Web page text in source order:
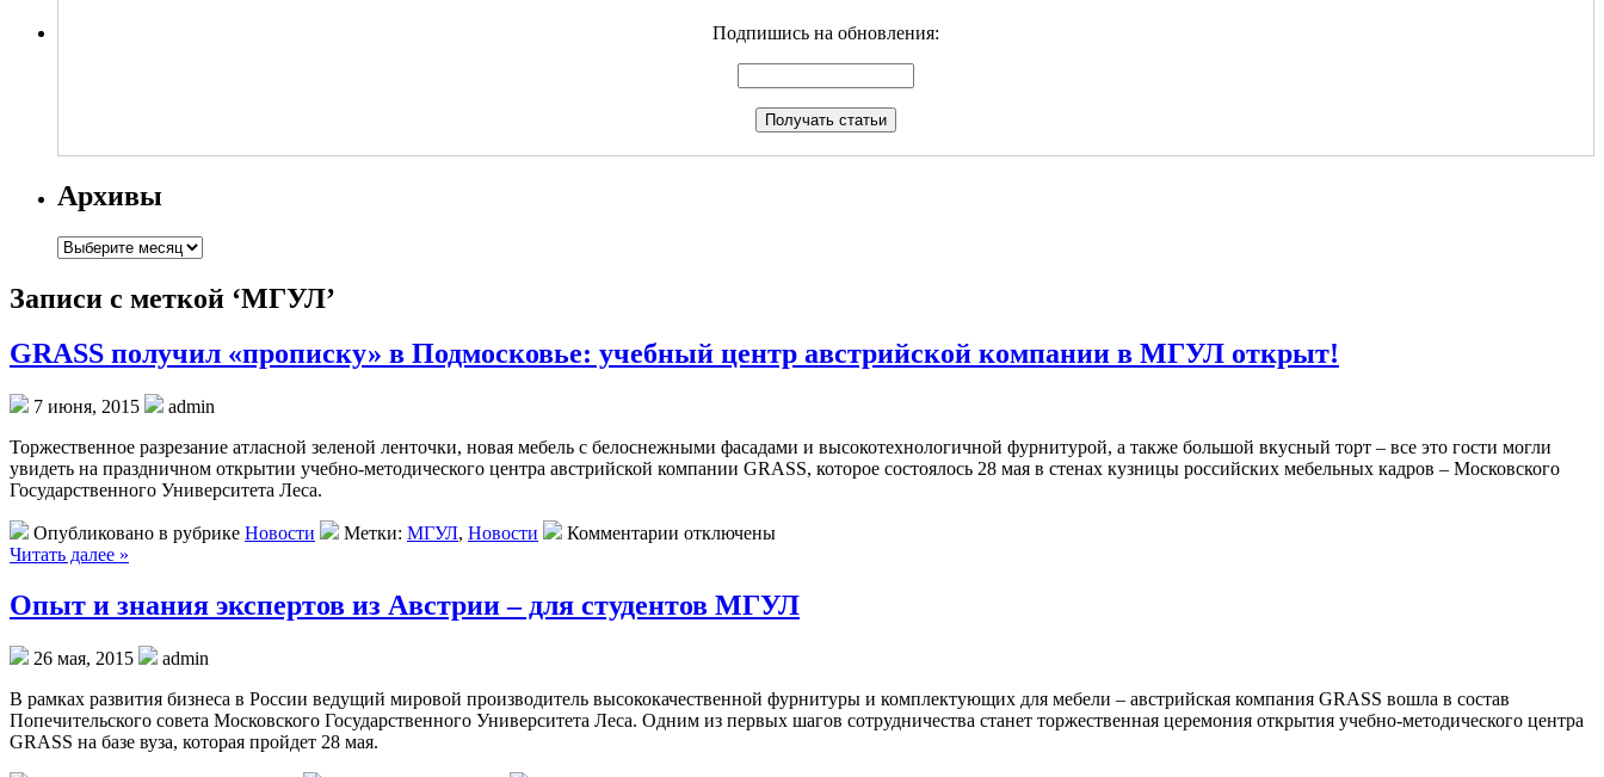
Подпишись на обновления:
Архивы
Архивы
Записи с меткой ‘МГУЛ’
GRASS получил «прописку» в Подмосковье: учебный центр австрийской компании в МГУЛ открыт!
7 июня, 2015
admin
Торжественное разрезание атласной зеленой ленточки, новая мебель с белоснежными фасадами и высокотехнологичной фурнитурой, а также большой вкусный торт – все это гости могли
увидеть на праздничном открытии учебно-методического центра австрийской компании GRASS, которое состоялось 28 мая в стенах кузницы российских мебельных кадров – Московского
Государственного Университета Леса.
Опубликовано в рубрике Новости Метки: МГУЛ, Новости Комментарии к
получил
«прописку»
центр
австрийской
отключены
Читать далее »
Опыт и знания экспертов из Австрии – для студентов МГУЛ
26 мая, 2015
admin
В рамках развития бизнеса в России ведущий мировой производитель высококачественной фурнитуры и комплектующих для мебели – австрийская компания GRASS вошла в состав
Попечительского совета Московского Государственного Университета Леса. Одним из первых шагов сотрудничества станет торжественная церемония открытия учебно-методического центра
GRASS на базе вуза, которая пройдет 28 мая.